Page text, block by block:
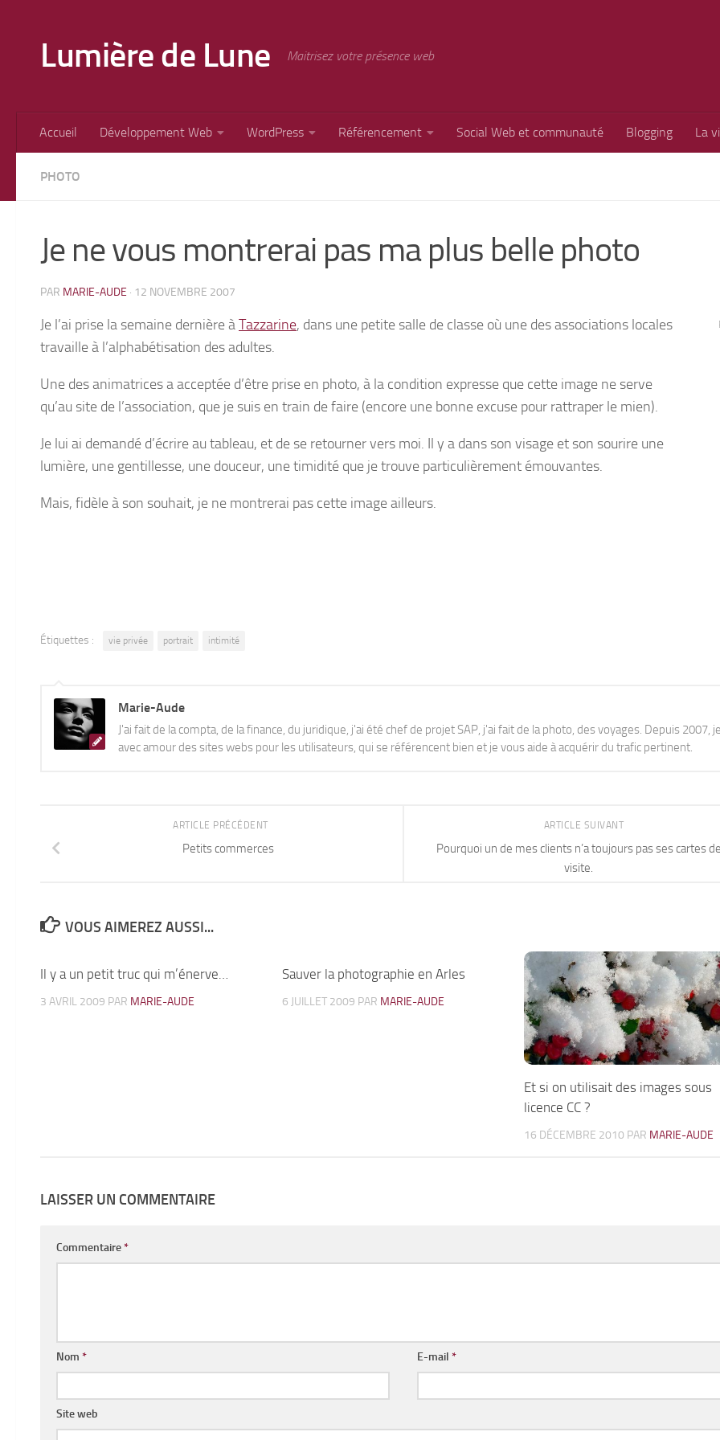
Lumière de Lune Maitrisez votre présence web
Accueil Développement Web WordPress Référencement Social Web et communauté Blogging La
PHOTO
Je ne vous montrerai pas ma plus belle photo
PAR MARIE-AUDE · 12 NOVEMBRE 2007
Je l’ai prise la semaine dernière àTazzarine, dans une petite salle de classe où une des associations locales
travaille à l’alphabétisation des adultes.
Une des animatrices a acceptée d’être prise en photo, à la condition expresse que cette image ne serve
qu’au site de l’association, que je suis en train de faire (encore une bonne excuse pour rattraper le mien).
Je lui ai demandé d’écrire au tableau, et de se retourner vers moi. Il y a dans son visage et son sourire une
lumière, une gentillesse, une douceur, une timidité que je trouve particulièrement émouvantes.
Mais, fidèle à son souhait, je ne montrerai pas cette image ailleurs.
Étiquettes : vie privée portrait intimité
Marie-Aude
J'ai fait de la compta, de la finance, du juridique, j'ai été chef de projet SAP, j'ai fait de la photo, des voyages. Depuis 2007,
avec amour des sites webs pour les utilisateurs, qui se référencent bien et je vous aide à acquérir du trafic pertinent.
ARTICLE SUIVANT
Pourquoi un de mes clients n’a toujours pas ses cartes de
visite.
ARTICLE PRÉCÉDENT
Petits commerces
VOUS AIMEREZ AUSSI...
Il y a un petit truc qui m’énerve…
3 AVRIL 2009 PAR MARIE-AUDE
Sauver la photographie en Arles
6 JUILLET 2009 PAR MARIE-AUDE
Et si on utilisait des images sous
licence CC ?
16 DÉCEMBRE 2010 PAR MARIE-AUDE
LAISSER UN COMMENTAIRE
Commentaire*
Nom * E-mail*
Site web